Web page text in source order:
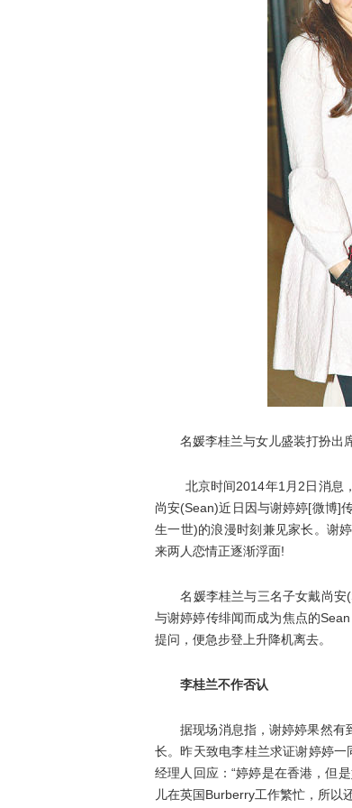
名媛李桂兰与女儿盛装打扮出席
北京时间2014年1月2日消息，
尚安(Sean)近日因与谢婷婷[微博]
生一世)的浪漫时刻兼见家长。谢
来两人恋情正逐渐浮面!
名媛李桂兰与三名子女戴尚安
与谢婷婷传绯闻而成为焦点的
提问，便急步登上升降机离去。
李桂兰不作否认
据现场消息指，谢婷婷果然有到
长。昨天致电李桂兰求证谢婷婷一
经理人回应：“婷婷是在香港，但
儿在英国Burberry工作繁忙，所以